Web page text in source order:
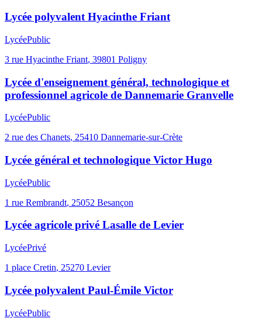
Lycée polyvalent Hyacinthe Friant
LycéePublic
3 rue Hyacinthe Friant, 39801 Poligny
Lycée d'enseignement général, technologique et
professionnel agricole de Dannemarie Granvelle
LycéePublic
2 rue des Chanets, 25410 Dannemarie-sur-Crète
Lycée général et technologique Victor Hugo
LycéePublic
1 rue Rembrandt, 25052 Besançon
Lycée agricole privé Lasalle de Levier
LycéePrivé
1 place Cretin, 25270 Levier
Lycée polyvalent Paul-Émile Victor
LycéePublic